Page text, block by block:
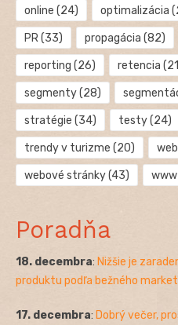
online (24) optimalizácia
PR(33) propagácia (82)
reporting (26) retencia
segmenty(28)
stratégie (34) testy(24)
trendy v turizme (20) web
webové stránky(43) www
Poradňa
18. decembra: Nižšie je
produktu podľa bežného
17. decembra: Dobrý večer,